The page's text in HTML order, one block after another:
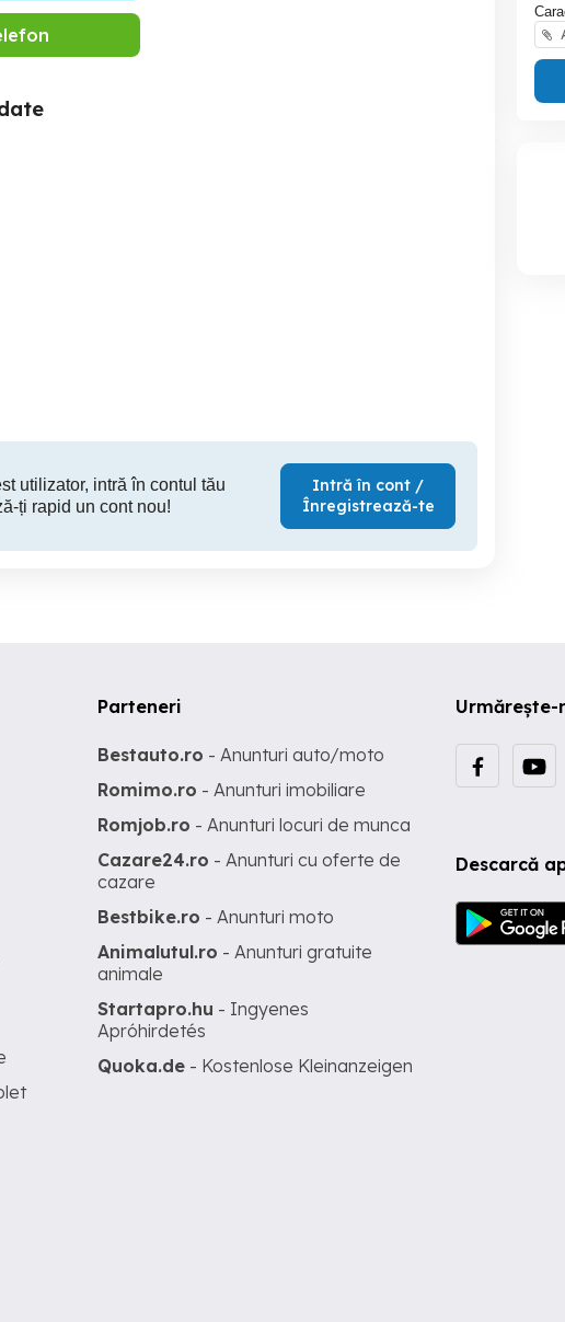
utilizator, intră în contul tău
ți rapid un cont nou!
Intră în cont /
Înregistrează-te
Urmărește-
Descarcă
Parteneri
Bestauto.ro - Anunturi auto/moto
Romimo.ro - Anunturi imobiliare
Romjob.ro - Anunturi locuri de munca
Cazare24.ro - Anunturi cu oferte de
cazare
Bestbike.ro - Anunturi moto
Animalutul.ro - Anunturi gratuite
animale
Startapro.hu - Ingyenes
Apróhirdetés
Quoka.de - Kostenlose Kleinanzeigen